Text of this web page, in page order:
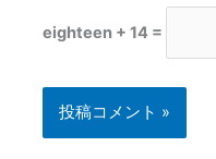
eighteen + 14 =